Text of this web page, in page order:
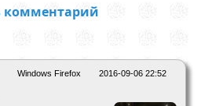
комментарий
2016-09-06 22:52
Windows Firefox